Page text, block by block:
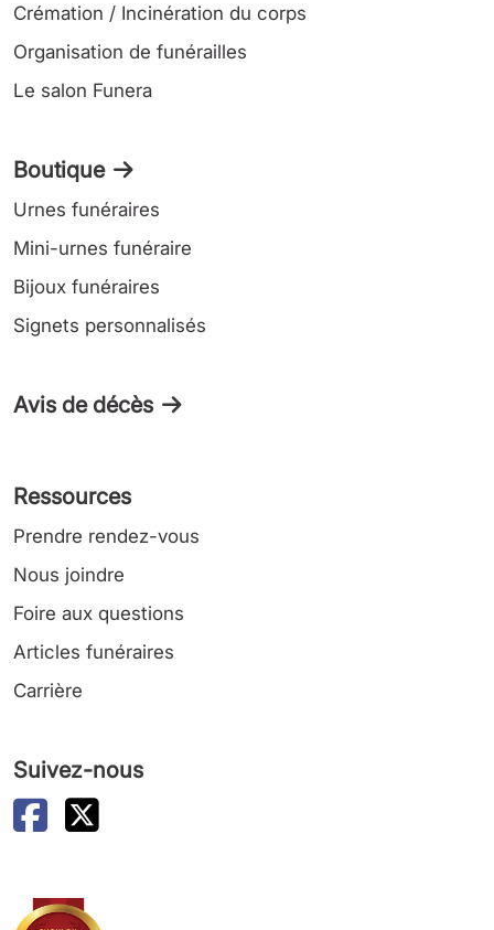
Crémation / Incinération du corps
Organisation de funérailles
Le salon Funera
Boutique
Urnes funéraires
Mini-urnes funéraire
Bijoux funéraires
Signets personnalisés
Avis de décès
Ressources
Prendre rendez-vous
Nous joindre
Foire aux questions
Articles funéraires
Carrière
Suivez-nous